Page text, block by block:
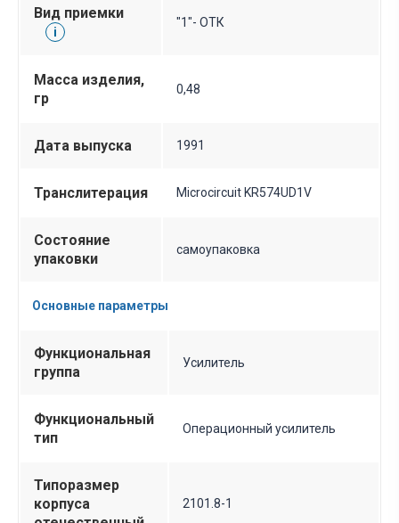
Вид приемки
i
"1"- ОТК
Масса изделия,
гр
0,48
Дата выпуска 1991
Транслитерация Microcircuit KR574UD1V
Состояние
упаковки
самоупаковка
Основные параметры
Функциональная
группа
Усилитель
Функциональный
тип
Операционный усилитель
Типоразмер
корпуса
2101.8-1